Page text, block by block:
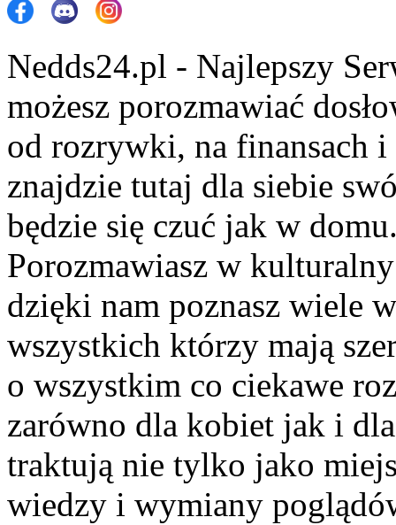
Nedds24.pl - Najlepszy
możesz porozmawiać
od rozrywki, na finansach
znajdzie tutaj dla siebie
będzie się czuć jak w
Porozmawiasz w
dzięki nam poznasz wiele
wszystkich którzy mają
o wszystkim co ciekawe
zarówno dla kobiet jak i
traktują nie tylko jako
wiedzy i wymiany